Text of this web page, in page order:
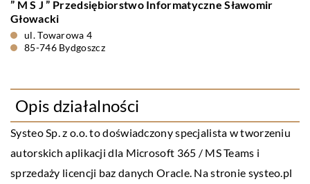
” M S J ” Przedsiębiorstwo Informatyczne Sławomir
Głowacki
ul. Towarowa 4
85-746 Bydgoszcz
Opis działalności
Systeo Sp. z o.o. to doświadczony specjalista w tworzeniu
autorskich aplikacji dla Microsoft 365 / MS Teams i
sprzedaży licencji baz danych Oracle. Na stronie systeo.pl